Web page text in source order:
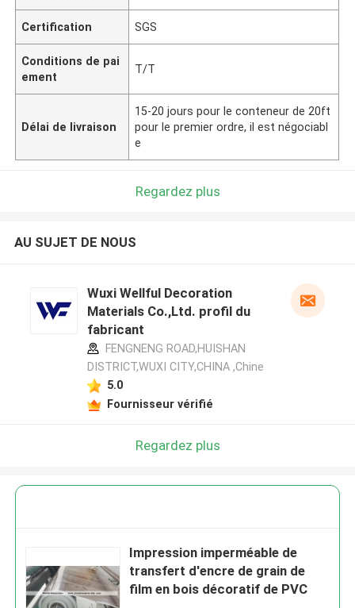
Certification SGS
Conditions de pai
ement
T/T
Délai de livraison
15-20 jours pour le conteneur de 20ft
pour le premier ordre, il est négociabl
e
Regardez plus
AU SUJET DE NOUS
Wuxi Wellful Decoration
Materials Co.,Ltd. profil du
fabricant
FENGNENG ROAD,HUISHAN
DISTRICT,WUXI CITY,CHINA ,Chine
5.0
Fournisseur vérifié
Regardez plus
Impression imperméable de
transfert d'encre de grain de
film en bois décoratif de PVC